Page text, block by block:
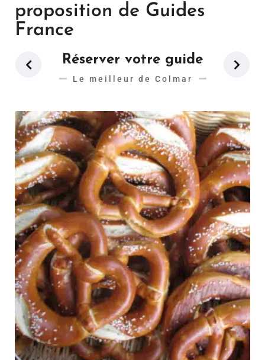
proposition de Guides
France
Réserver votre guide
Le meilleur de Colmar